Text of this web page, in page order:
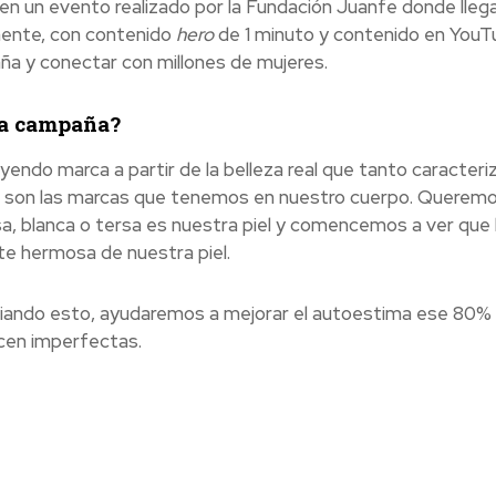
un evento realizado por la Fundación Juanfe donde
con contenido herode 1 minuto y contenido en
y conectar con millones de mujeres.
campaña?
marca a partir de la belleza real que tanto
las marcas que tenemos en nuestro cuerpo.
blanca o tersa es nuestra piel y comencemos a ver
hermosa de nuestra piel.
esto, ayudaremos a mejorar el autoestima ese 80%
imperfectas.